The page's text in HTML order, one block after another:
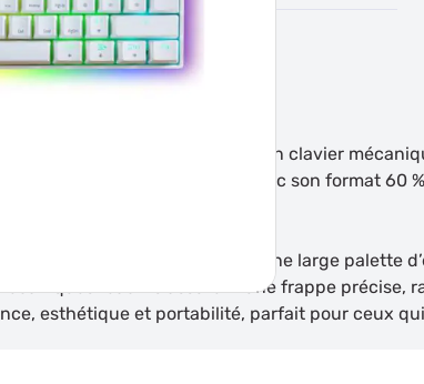
Méca 60% Blanc RGB New est un clavier
de bureautique minimaliste. Avec son format 60
RGB personnalisable offre une large
réactifs assurent une frappe précise,
esthétique et portabilité, parfait pour ceux